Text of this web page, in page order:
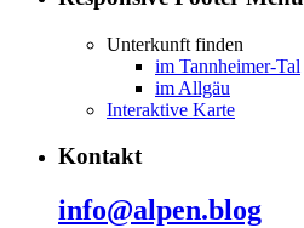
Unterkunft finden
im Tannheimer-Tal
im Allgäu
Interaktive Karte
Kontakt
info@alpen.blog